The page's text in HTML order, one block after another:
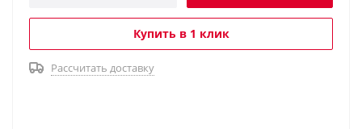
Купить в 1 клик
Рассчитать доставку